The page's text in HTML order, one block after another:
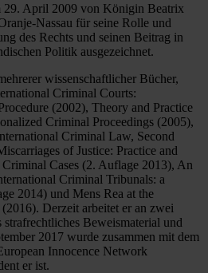
29. April 2009 von Königin Beatrix
Nassau für seine Rolle und
des Rechts und seinen Beitrag in
Politik ausgezeichnet.
wissenschaftlicher Bücher,
Criminal Courts:
(2002), Theory and Practice
Criminal Proceedings (2005),
Criminal Law, Second
of Justice: Practice and
Cases (2. Auflage 2013), An
Criminal Tribunals: a
2014) und Mens Rea at the
Derzeit arbeitet er an zwei
Beweismaterial und
2017 wurde zusammen mit dem
Innocence Network
er ist.